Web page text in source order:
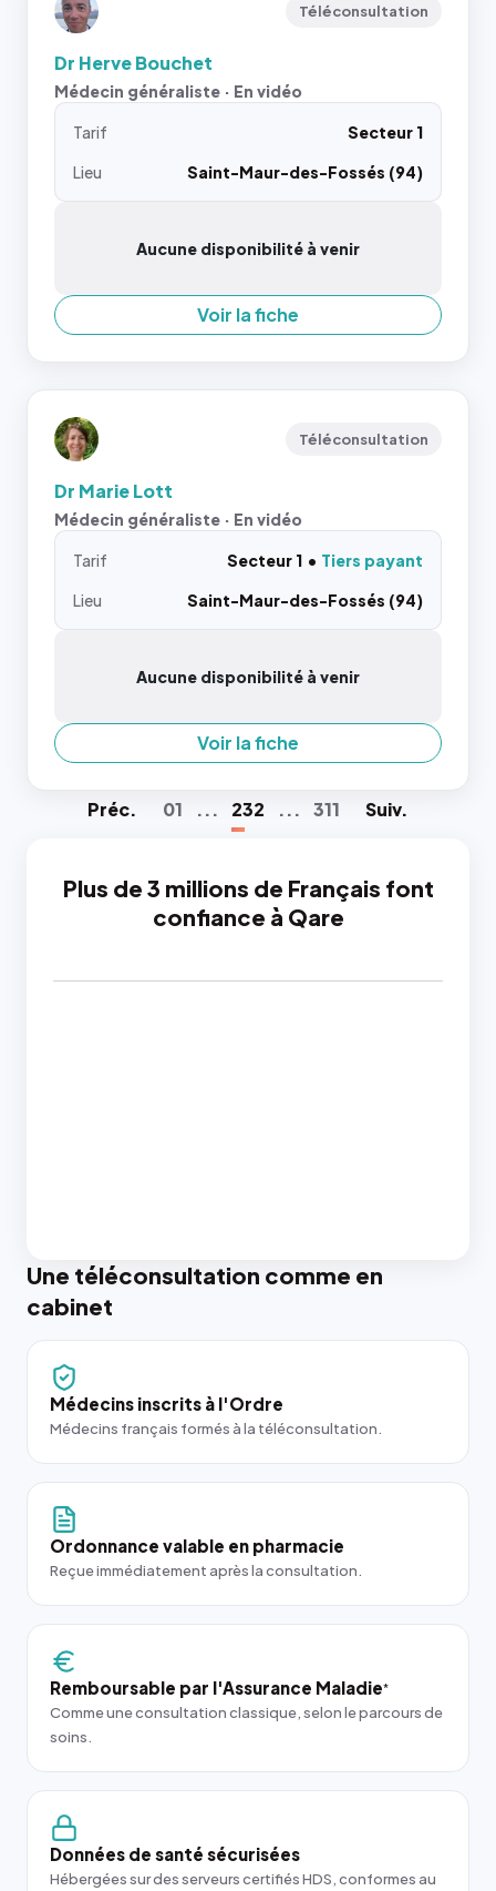
Téléconsultation
Dr Herve Bouchet
Médecin généraliste · En vidéo
Tarif
Secteur 1
Lieu
Saint-Maur-des-Fossés (94)
Aucune disponibilité à venir
Voir la fiche
Téléconsultation
Dr Marie Lott
Médecin généraliste · En vidéo
Tarif Secteur 1
Tiers payant
Lieu
Saint-Maur-des-Fossés (94)
Aucune disponibilité à venir
Voir la fiche
Préc. 01 ... 232 ... 311 Suiv.
Plus de 3 millions de Français font
confiance à Qare
Une téléconsultation comme en
cabinet
Médecins inscrits à l'Ordre
Médecins français formés à la téléconsultation.
Ordonnance valable en pharmacie
Reçue immédiatement après la consultation.
Remboursable par l'Assurance Maladie*
Comme une consultation classique, selon le parcours de
soins.
Données de santé sécurisées
Hébergées sur des serveurs certifiés HDS, conformes au